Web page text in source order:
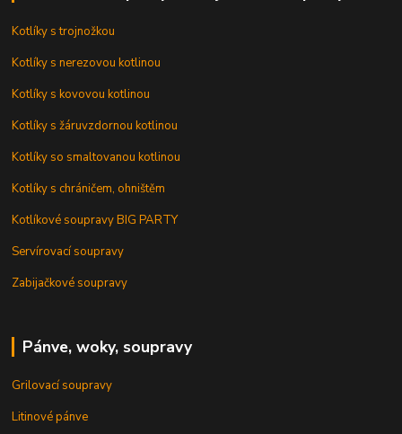
Kotlíky s trojnožkou
Kotlíky s nerezovou kotlinou
Kotlíky s kovovou kotlinou
Kotlíky s žáruvzdornou kotlinou
Kotlíky so smaltovanou kotlinou
Kotlíky s chráničem, ohništěm
Kotlíkové soupravy BIG PARTY
Servírovací soupravy
Zabijačkové soupravy
Pánve, woky, soupravy
Grilovací soupravy
Litinové pánve